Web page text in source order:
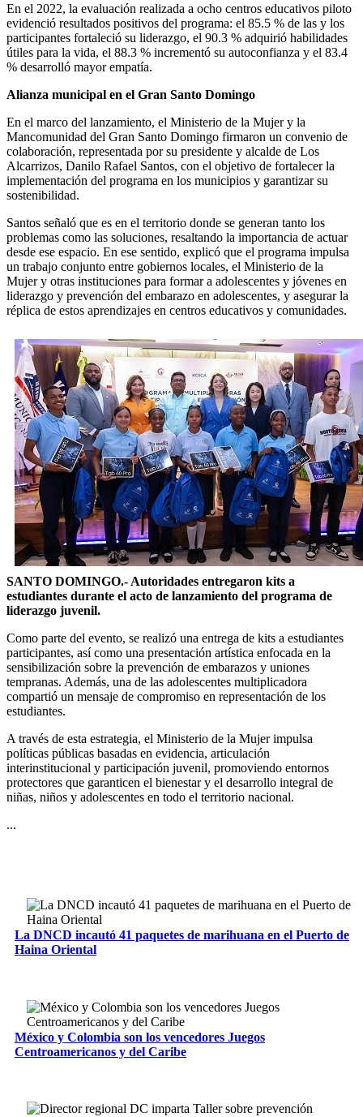
En el 2022, la evaluación realizada a ocho centros educativos piloto
evidenció resultados positivos del programa: el 85.5 % de las y los
participantes fortaleció su liderazgo, el 90.3 % adquirió habilidades
útiles para la vida, el 88.3 % incrementó su autoconfianza y el 83.4
% desarrolló mayor empatía.
Alianza municipal en el Gran Santo Domingo
En el marco del lanzamiento, el Ministerio de la Mujer y la
Mancomunidad del Gran Santo Domingo firmaron un convenio de
colaboración, representada por su presidente y alcalde de Los
Alcarrizos, Danilo Rafael Santos, con el objetivo de fortalecer la
implementación del programa en los municipios y garantizar su
sostenibilidad.
Santos señaló que es en el territorio donde se generan tanto los
problemas como las soluciones, resaltando la importancia de actuar
desde ese espacio. En ese sentido, explicó que el programa impulsa
un trabajo conjunto entre gobiernos locales, el Ministerio de la
Mujer y otras instituciones para formar a adolescentes y jóvenes en
liderazgo y prevención del embarazo en adolescentes, y asegurar la
réplica de estos aprendizajes en centros educativos y comunidades.
SANTO DOMINGO.- Autoridades entregaron kits a
estudiantes durante el acto de lanzamiento del programa de
liderazgo juvenil.
Como parte del evento, se realizó una entrega de kits a estudiantes
participantes, así como una presentación artística enfocada en la
sensibilización sobre la prevención de embarazos y uniones
tempranas. Además, una de las adolescentes multiplicadora
compartió un mensaje de compromiso en representación de los
estudiantes.
A través de esta estrategia, el Ministerio de la Mujer impulsa
políticas públicas basadas en evidencia, articulación
interinstitucional y participación juvenil, promoviendo entornos
protectores que garanticen el bienestar y el desarrollo integral de
niñas, niños y adolescentes en todo el territorio nacional.
...
La DNCD incautó 41 paquetes de marihuana en el Puerto de
Haina Oriental
México y Colombia son los vencedores Juegos
Centroamericanos y del Caribe